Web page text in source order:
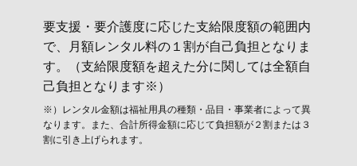
要支援・要介護度に応じた支給限度額の範囲内
で、月額レンタル料の１割が自己負担となりま
す。（支給限度額を超えた分に関しては全額自
己負担となります※）
※）レンタル金額は福祉用具の種類・品目・事業者によって異
なります。また、合計所得金額に応じて負担額が２割または３
割に引き上げられます。